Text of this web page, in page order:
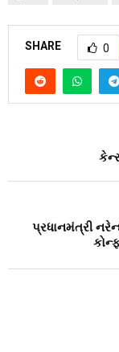
SHARE 0
પ્રધાનમંત્રી